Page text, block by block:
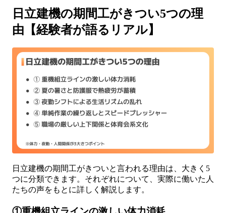
日立建機の期間工がきつい5つの理
由【経験者が語るリアル】
日立建機の期間工がきついと言われる理由は、大きく5
つに分類できます。それぞれについて、実際に働いた人
たちの声をもとに詳しく解説します。